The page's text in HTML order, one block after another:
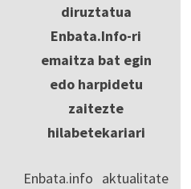
diruztatua
Enbata.Info-ri
emaitza bat egin
edo harpidetu
zaitezte
hilabetekariari
Enbata.info aktualitate